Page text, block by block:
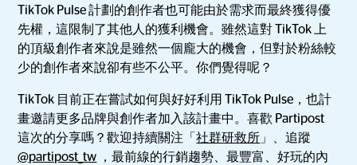
TikTok Pulse 計劃的創作者也可能由於需求而最終獲得優
先權，這限制了其他人的獲利機會。雖然這對 TikTok 上
的頂級創作者來說是雖然一個龐大的機會，但對於粉絲較
少的創作者來說卻有些不公平。你們覺得呢？
TikTok 目前正在嘗試如何與好好利用 TikTok Pulse，也計
畫邀請更多品牌與創作者加入該計畫中。喜歡 Partipost
這次的分享嗎？歡迎持續關注「社群研救所 」、追蹤
@partipost_tw ，最前線的行銷趨勢、最豐富、好玩的內